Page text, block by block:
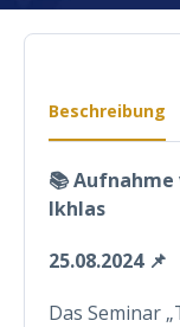
Beschreibung
📚
Ikhlas
25.08.2024 📌
Das Seminar